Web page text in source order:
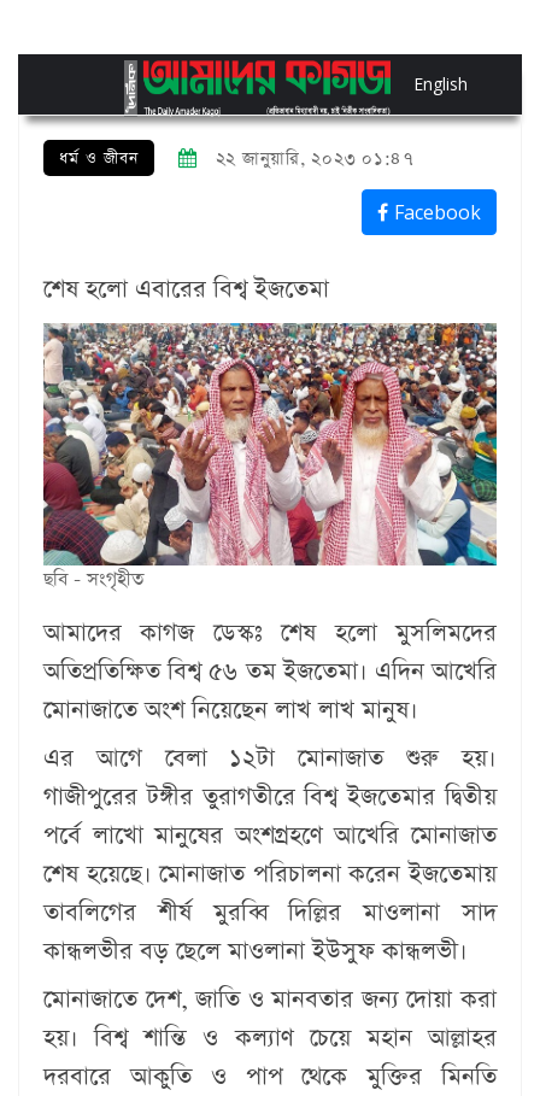
English
ধর্ম ও জীবন ২২ জানুয়ারি, ২০২৩ ০১:৪৭
Facebook
শেষ হলো এবারের বিশ্ব ইজতেমা
ছবি - সংগৃহীত
আমাদের কাগজ ডেস্কঃশেষ হলো মুসলিমদের
অতিপ্রতিক্ষিত বিশ্ব ৫৬ তম ইজতেমা। এদিন আখেরি
মোনাজাতে অংশ নিয়েছেন লাখ লাখ মানুষ।
এর আগে বেলা ১২টা মোনাজাত শুরু হয়।
গাজীপুরের টঙ্গীর তুরাগতীরে বিশ্ব ইজতেমার দ্বিতীয়
পর্বে লাখো মানুষের অংশগ্রহণে আখেরি মোনাজাত
শেষ হয়েছে। মোনাজাত পরিচালনা করেন ইজতেমায়
তাবলিগের শীর্ষ মুরব্বি দিল্লির মাওলানা সাদ
কান্ধলভীর বড় ছেলে মাওলানা ইউসুফ কান্ধলভী।
মোনাজাতে দেশ, জাতি ও মানবতার জন্য দোয়া করা
হয়। বিশ্ব শান্তি ও কল্যাণ চেয়ে মহান আল্লাহর
দরবারে আকুতি ও পাপ থেকে মুক্তির মিনতি